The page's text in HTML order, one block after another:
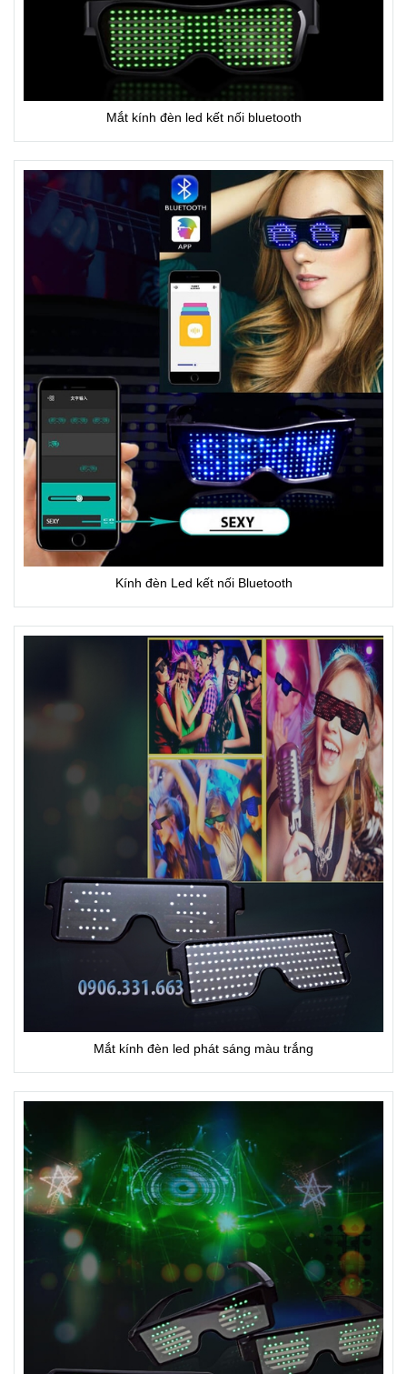
Mắt kính đèn led kết nối bluetooth
Kính đèn Led kết nối Bluetooth
Mắt kính đèn led phát sáng màu trắng